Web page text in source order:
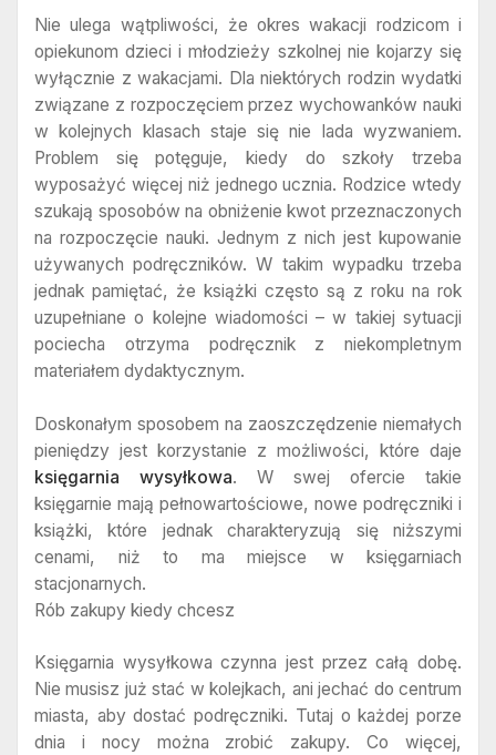
Nie ulega wątpliwości, że okres wakacji rodzicom i
opiekunom dzieci i młodzieży szkolnej nie kojarzy się
wyłącznie z wakacjami. Dla niektórych rodzin wydatki
związane z rozpoczęciem przez wychowanków nauki
w kolejnych klasach staje się nie lada wyzwaniem.
Problem się potęguje, kiedy do szkoły trzeba
wyposażyć więcej niż jednego ucznia. Rodzice wtedy
szukają sposobów na obniżenie kwot przeznaczonych
na rozpoczęcie nauki. Jednym z nich jest kupowanie
używanych podręczników. W takim wypadku trzeba
jednak pamiętać, że książki często są z roku na rok
uzupełniane o kolejne wiadomości – w takiej sytuacji
pociecha otrzyma podręcznik z niekompletnym
materiałem dydaktycznym.
Doskonałym sposobem na zaoszczędzenie niemałych
pieniędzy jest korzystanie z możliwości, które daje
księgarnia wysyłkowa. W swej ofercie takie
księgarnie mają pełnowartościowe, nowe podręczniki i
książki, które jednak charakteryzują się niższymi
cenami, niż to ma miejsce w księgarniach
stacjonarnych.
Rób zakupy kiedy chcesz
Księgarnia wysyłkowa czynna jest przez całą dobę.
Nie musisz już stać w kolejkach, ani jechać do centrum
miasta, aby dostać podręczniki. Tutaj o każdej porze
dnia i nocy można zrobić zakupy. Co więcej,